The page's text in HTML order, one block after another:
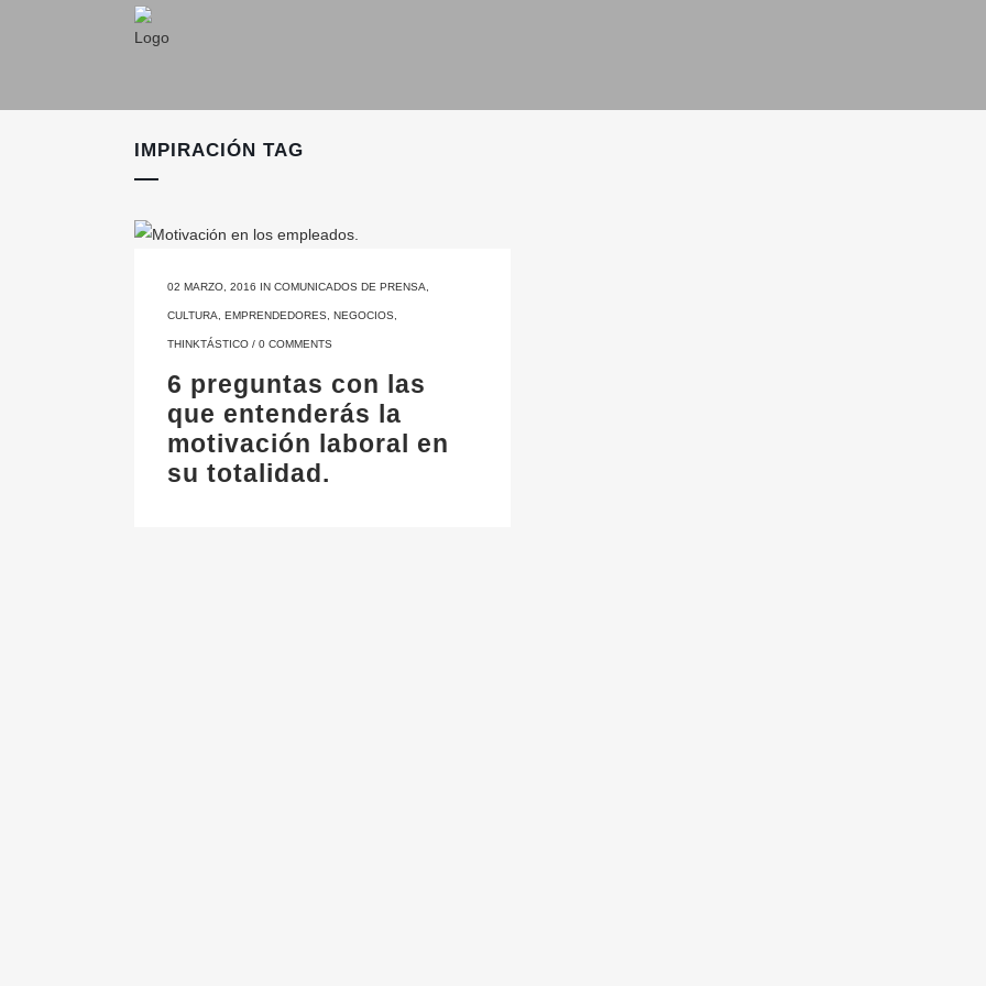
IMPIRACIÓN TAG
02 MARZO, 2016 IN COMUNICADOS DE PRENSA
CULTURA EMPRENDEDORES NEGOCIOS
THINKTÁSTICO / 0 COMMENTS
6 preguntas con las
que entenderás la
motivación laboral en
su totalidad.